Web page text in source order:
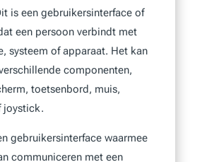
is een gebruikersinterface of
een persoon verbindt met
systeem of apparaat. Het kan
componenten,
toetsenbord, muis,
joystick.
gebruikersinterface waarmee
communiceren met een